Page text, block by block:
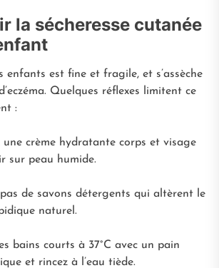
la sécheresse cutanée
enfants est fine et fragile, et s’assèche
Quelques réflexes limitent ce
:
une crème hydratante corps et visage
sur peau humide.
pas de savons détergents qui altèrent le
naturel.
bains courts à 37°C avec un pain
et rincez à l’eau tiède.